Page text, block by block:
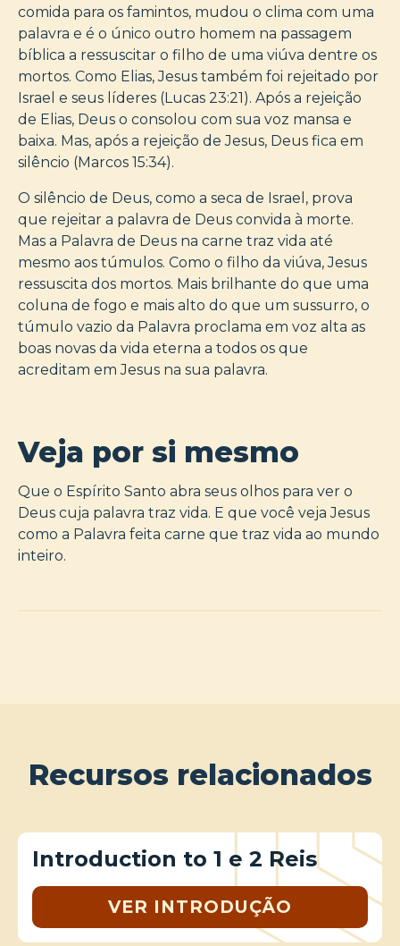
comida para os famintos, mudou o clima com uma
palavra e é o único outro homem na passagem
bíblica a ressuscitar o filho de uma viúva dentre os
mortos. Como Elias, Jesus também foi rejeitado por
Israel e seus líderes (Lucas 23:21). Após a rejeição
de Elias, Deus o consolou com sua voz mansa e
baixa. Mas, após a rejeição de Jesus, Deus fica em
silêncio (Marcos 15:34).
O silêncio de Deus, como a seca de Israel, prova
que rejeitar a palavra de Deus convida à morte.
Mas a Palavra de Deus na carne traz vida até
mesmo aos túmulos. Como o filho da viúva, Jesus
ressuscita dos mortos. Mais brilhante do que uma
coluna de fogo e mais alto do que um sussurro, o
túmulo vazio da Palavra proclama em voz alta as
boas novas da vida eterna a todos os que
acreditam em Jesus na sua palavra.
Veja por si mesmo
Que o Espírito Santo abra seus olhos para ver o
Deus cuja palavra traz vida. E que você veja Jesus
como a Palavra feita carne que traz vida ao mundo
inteiro.
Recursos relacionados
Introduction to 1 e 2 Reis
VER INTRODUÇÃO